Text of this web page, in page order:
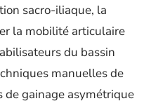
sacro-iliaque, la
la mobilité articulaire
du bassin
manuelles de
de gainage asymétrique